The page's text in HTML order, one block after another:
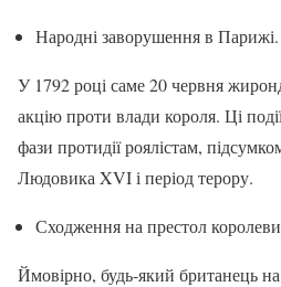
Народні заворушення в Парижі.
У 1792 році саме 20 червня
акцію проти влади короля. Ці
фази протидії роялістам,
Людовика XVI і період терору.
Сходження на престол королеви
Ймовірно, будь-який британець